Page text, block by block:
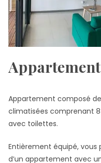
Appartement composé
climatisées comprenant 8
avec toilettes.
Entièrement équipé,
d’un appartement avec